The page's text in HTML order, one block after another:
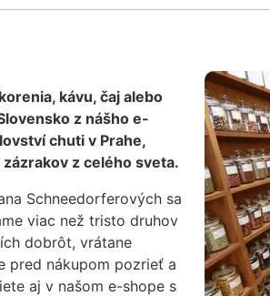
kávu, čaj alebo
z nášho e-
chuti v Prahe,
z celého sveta.
Schneedorferových sa
viac než tristo druhov
dobrôt, vrátane
pred nákupom pozrieť a
aj v našom e-shope s